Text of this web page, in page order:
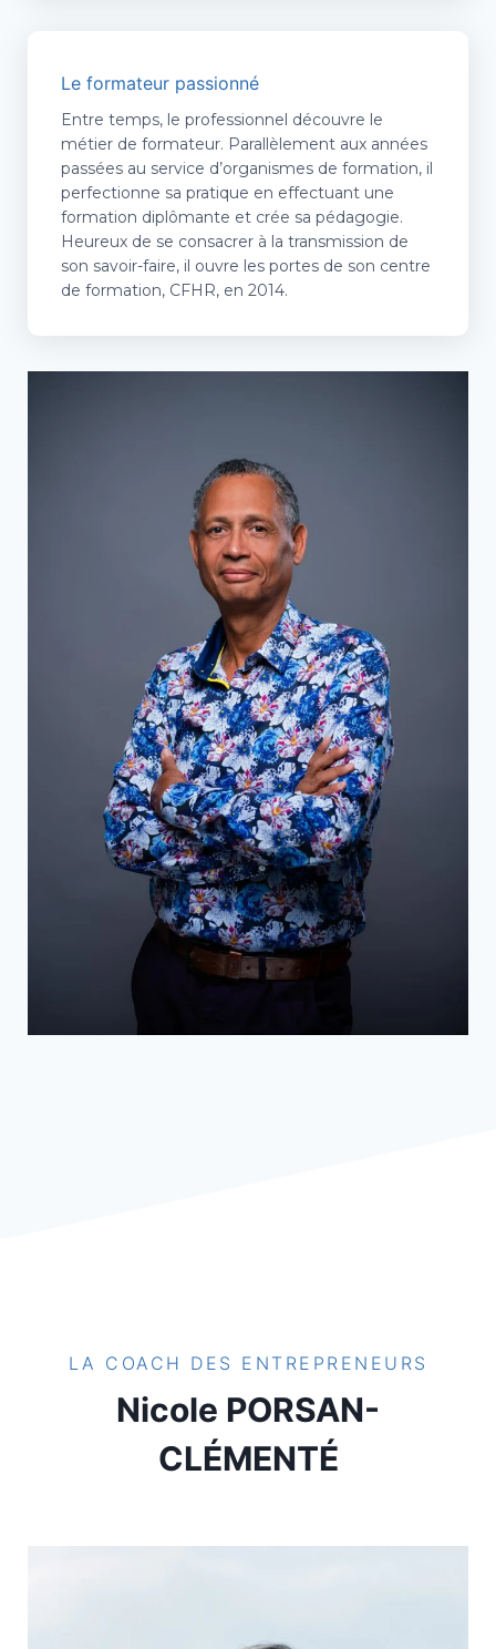
Le formateur passionné
Entre temps, le professionnel découvre le
métier de formateur. Parallèlement aux années
passées au service d’organismes de formation, il
perfectionne sa pratique en effectuant une
formation diplômante et crée sa pédagogie.
Heureux de se consacrer à la transmission de
son savoir-faire, il ouvre les portes de son centre
de formation, CFHR, en 2014.
LA COACH DES ENTREPRENEURS
Nicole PORSAN-
CLÉMENTÉ